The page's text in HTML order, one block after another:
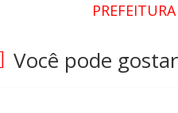
Você pode